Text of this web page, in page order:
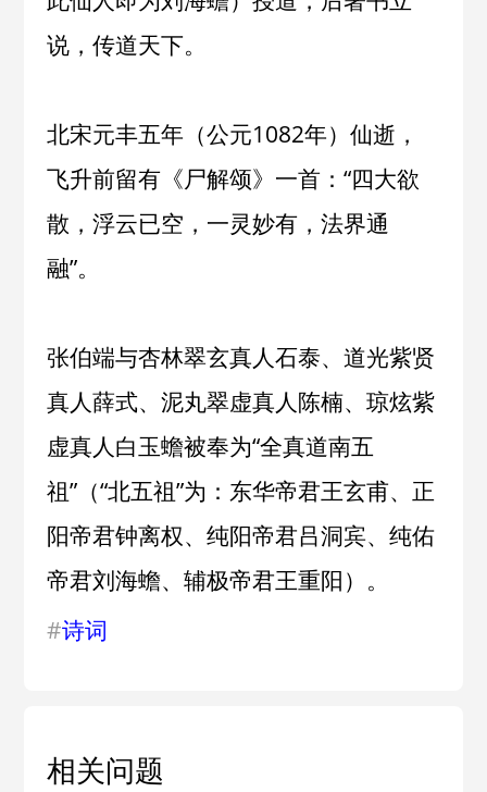
说，传道天下。
北宋元丰五年（公元1082年）仙逝，
飞升前留有《尸解颂》一首：“四大欲
散，浮云已空，一灵妙有，法界通
融”。
张伯端与杏林翠玄真人石泰、道光紫贤
真人薛式、泥丸翠虚真人陈楠、琼炫紫
虚真人白玉蟾被奉为“全真道南五
祖”（“北五祖”为：东华帝君王玄甫、正
阳帝君钟离权、纯阳帝君吕洞宾、纯佑
帝君刘海蟾、辅极帝君王重阳）。
#诗词
相关问题